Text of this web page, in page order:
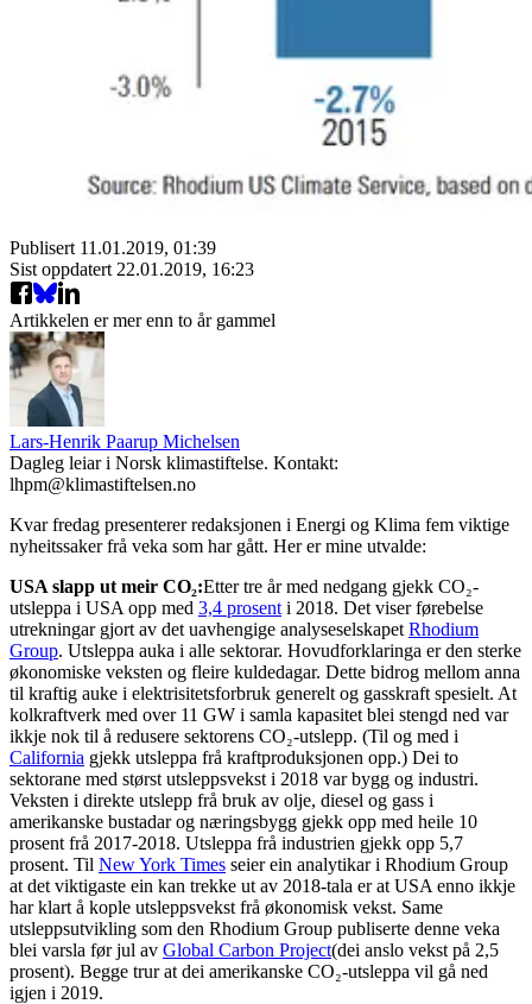
Publisert 11.01.2019, 01:39
Sist oppdatert 22.01.2019, 16:23
Artikkelen er mer enn to år gammel
Lars-Henrik Paarup Michelsen
Dagleg leiar i Norsk klimastiftelse. Kontakt:
lhpm@klimastiftelsen.no
Kvar fredag presenterer redaksjonen i Energi og Klima fem viktige
nyheitssaker frå veka som har gått. Her er mine utvalde:
USA slapp ut meir CO₂:Etter tre år med nedgang gjekk CO₂-
utsleppa i USA opp med 3,4 prosent i 2018. Det viser førebelse
utrekningar gjort av det uavhengige analyseselskapet Rhodium
Group. Utsleppa auka i alle sektorar. Hovudforklaringa er den sterke
økonomiske veksten og fleire kuldedagar. Dette bidrog mellom anna
til kraftig auke i elektrisitetsforbruk generelt og gasskraft spesielt. At
kolkraftverk med over 11 GW i samla kapasitet blei stengd ned var
ikkje nok til å redusere sektorens CO₂-utslepp. (Til og med i
California gjekk utsleppa frå kraftproduksjonen opp.) Dei to
sektorane med størst utsleppsvekst i 2018 var bygg og industri.
Veksten i direkte utslepp frå bruk av olje, diesel og gass i
amerikanske bustadar og næringsbygg gjekk opp med heile 10
prosent frå 2017-2018. Utsleppa frå industrien gjekk opp 5,7
prosent. Til New York Times seier ein analytikar i Rhodium Group
at det viktigaste ein kan trekke ut av 2018-tala er at USA enno ikkje
har klart å kople utsleppsvekst frå økonomisk vekst. Same
utsleppsutvikling som den Rhodium Group publiserte denne veka
blei varsla før jul av Global Carbon Project(dei anslo vekst på 2,5
prosent). Begge trur at dei amerikanske CO₂-utsleppa vil gå ned
igjen i 2019.